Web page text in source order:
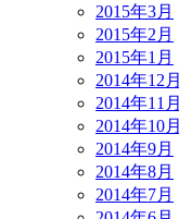
2015年3月
2015年2月
2015年1月
2014年12月
2014年11月
2014年10月
2014年9月
2014年8月
2014年7月